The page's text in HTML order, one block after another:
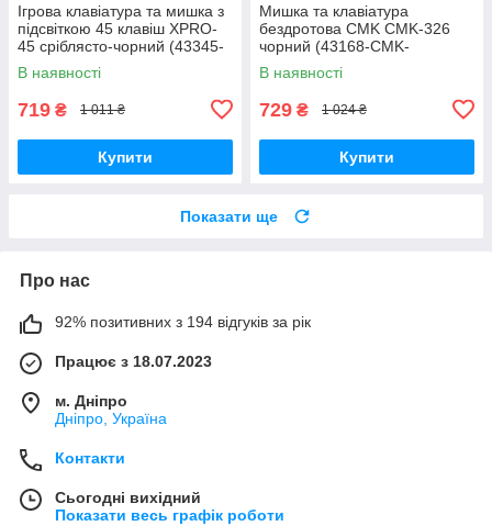
Ігрова клавіатура та мишка з
підсвіткою 45 клавіш XPRO-
45 сріблясто-чорний (43345-
_283)
В наявності
719 ₴ 1 011 ₴
Купити
Мишка та клавіатура
бездротова CMK CMK-326
чорний (43168-CMK-
326_301)
В наявності
729 ₴ 1 024 ₴
Купити
Показати ще
Про нас
92% позитивних з 194 відгуків за рік
Працює з 18.07.2023
м. Дніпро
Дніпро, Україна
Контакти
Сьогодні вихідний
Показати весь графік роботи